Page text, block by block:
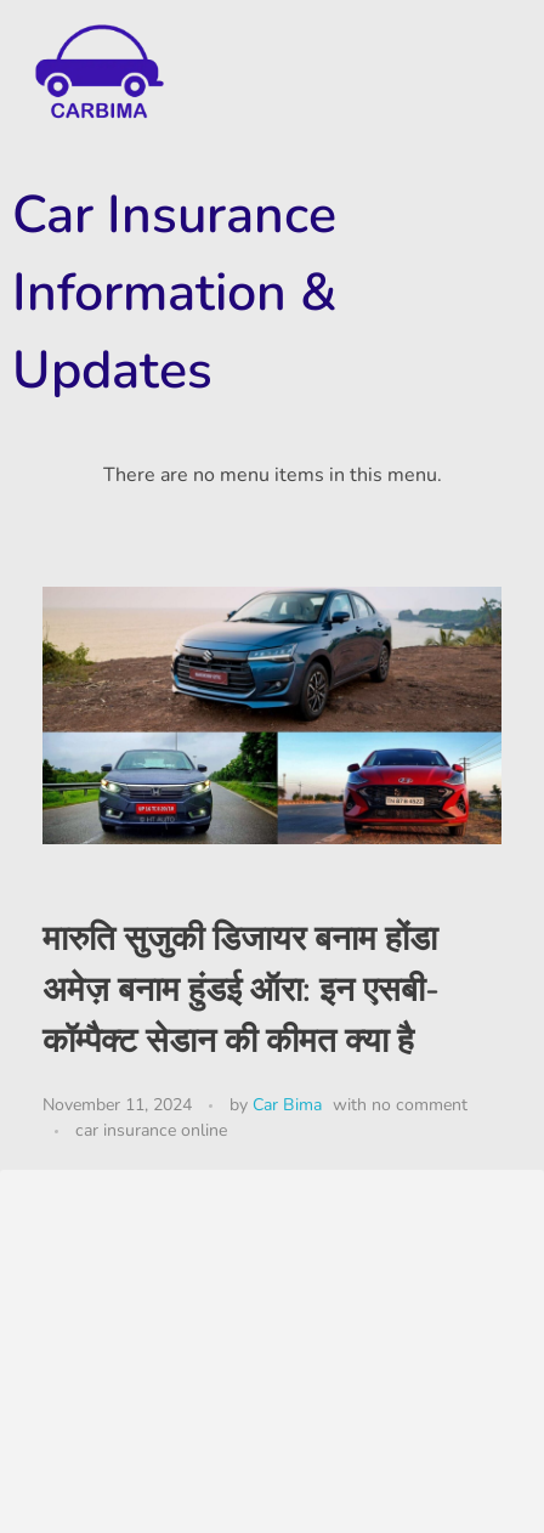
Car Insurance
Information &
Updates
There are no menu items in this menu.
मारुति सुजुकी डिजायर बनाम होंडा
अमेज़ बनाम हुंडई ऑरा: इन एसबी-
कॉम्पैक्ट सेडान की कीमत क्या है
November 11, 2024 by Car Bima with no comment
car insurance online